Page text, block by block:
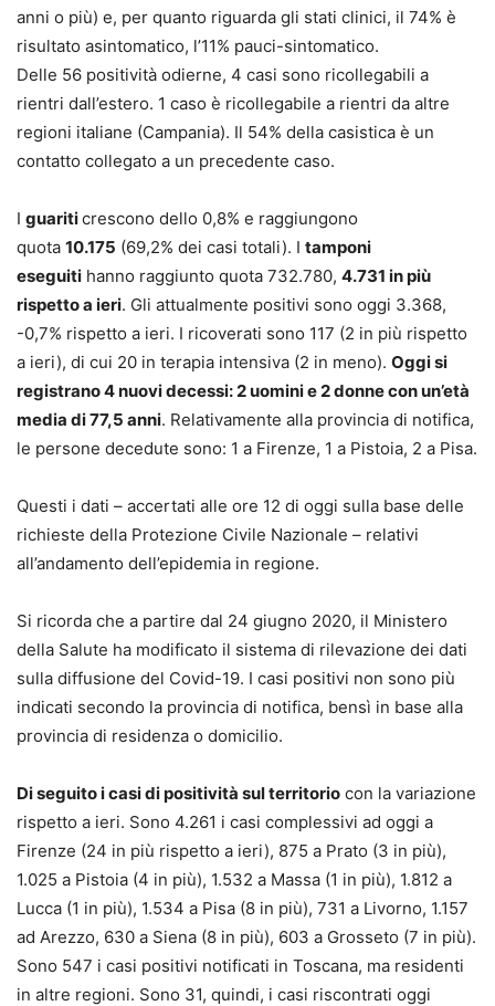
anni o più) e, per quanto riguarda gli stati clinici, il 74% è
risultato asintomatico, l’11% pauci-sintomatico.
Delle 56 positività odierne, 4 casi sono ricollegabili a
rientri dall’estero. 1 caso è ricollegabile a rientri da altre
regioni italiane (Campania). Il 54% della casistica è un
contatto collegato a un precedente caso.
I guariticrescono dello 0,8% e raggiungono
quota 10.175 (69,2% dei casi totali). I tamponi
eseguiti hanno raggiunto quota 732.780, 4.731 in più
rispetto a ieri. Gli attualmente positivi sono oggi 3.368,
-0,7% rispetto a ieri. I ricoverati sono 117 (2 in più rispetto
a ieri), di cui 20 in terapia intensiva (2 in meno). Oggi si
registrano 4 nuovi decessi: 2 uomini e 2 donne con un’età
media di 77,5 anni. Relativamente alla provincia di notifica,
le persone decedute sono: 1 a Firenze, 1 a Pistoia, 2 a Pisa.
Questi i dati – accertati alle ore 12 di oggi sulla base delle
richieste della Protezione Civile Nazionale – relativi
all’andamento dell’epidemia in regione.
Si ricorda che a partire dal 24 giugno 2020, il Ministero
della Salute ha modificato il sistema di rilevazione dei dati
sulla diffusione del Covid-19. I casi positivi non sono più
indicati secondo la provincia di notifica, bensì in base alla
provincia di residenza o domicilio.
Di seguito i casi di positività sul territorio con la variazione
rispetto a ieri. Sono 4.261 i casi complessivi ad oggi a
Firenze (24 in più rispetto a ieri), 875 a Prato (3 in più),
1.025 a Pistoia (4 in più), 1.532 a Massa (1 in più), 1.812 a
Lucca (1 in più), 1.534 a Pisa (8 in più), 731 a Livorno, 1.157
ad Arezzo, 630 a Siena (8 in più), 603 a Grosseto (7 in più).
Sono 547 i casi positivi notificati in Toscana, ma residenti
in altre regioni. Sono 31, quindi, i casi riscontrati oggi